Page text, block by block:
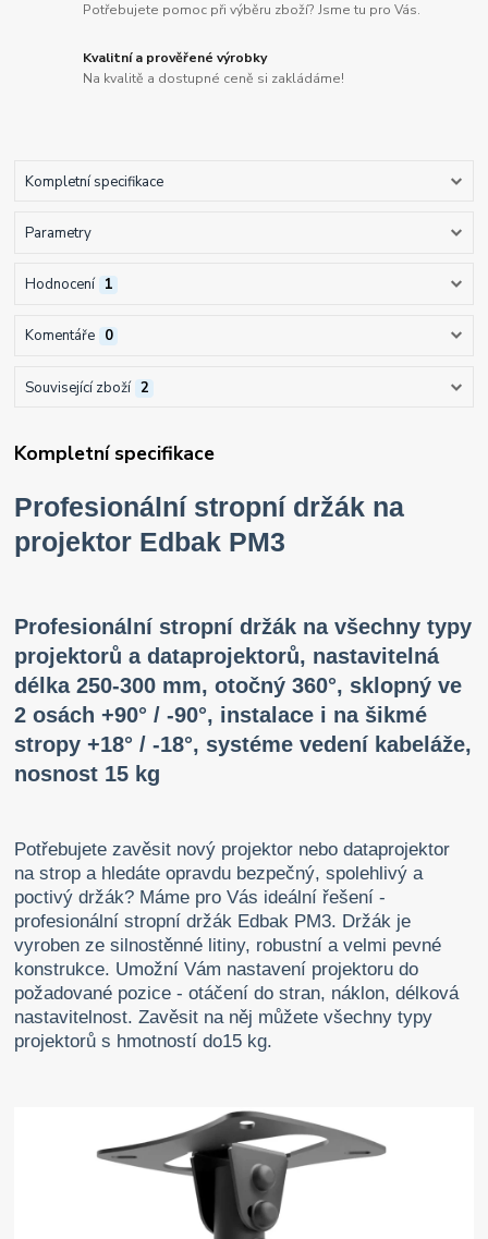
Potřebujete pomoc při výběru zboží? Jsme tu pro Vás.
Kvalitní a prověřené výrobky
Na kvalitě a dostupné ceně si zakládáme!
Kompletní specifikace
Parametry
Hodnocení 1
Komentáře 0
Související zboží 2
Kompletní specifikace
Profesionální stropní držák na
projektor Edbak PM3
Profesionální stropní držák na všechny typy
projektorů a dataprojektorů, nastavitelná
délka 250-300 mm, otočný 360°, sklopný ve
2 osách +90° / -90°, instalace i na šikmé
stropy +18° / -18°, systéme vedení kabeláže,
nosnost 15 kg
Potřebujete zavěsit nový projektor nebo dataprojektor
na strop a hledáte opravdu bezpečný, spolehlivý a
poctivý držák? Máme pro Vás ideální řešení -
profesionální stropní držák Edbak PM3. Držák je
vyroben ze silnostěnné litiny, robustní a velmi pevné
konstrukce. Umožní Vám nastavení projektoru do
požadované pozice - otáčení do stran, náklon, délková
nastavitelnost. Zavěsit na něj můžete všechny typy
projektorů s hmotností do15 kg.